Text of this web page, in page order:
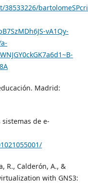
vA1Qy-
Madrid:
sistemas de e-
R., Calderón, A., &
with GNS3: